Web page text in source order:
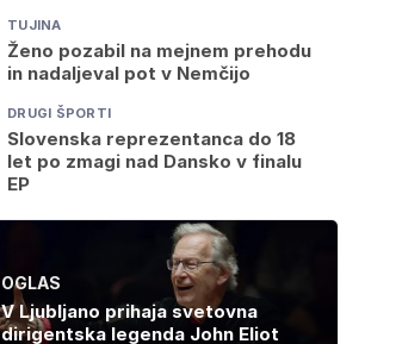
TUJINA
Ženo pozabil na mejnem prehodu
in nadaljeval pot v Nemčijo
DRUGI ŠPORTI
Slovenska reprezentanca do 18
let po zmagi nad Dansko v finalu
EP
OGLAS
V Ljubljano prihaja svetovna
dirigentska legenda John Eliot